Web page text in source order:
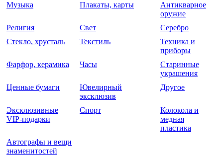
Музыка Плакаты, карты
Антикварное
оружие
Религия
Свет
Серебро
Стекло, хрусталь
Текстиль
Техника и
приборы
Фарфор, керамика
Часы
Старинные
украшения
Ценные бумаги
Ювелирный
эксклюзив
Другое
Эксклюзивные
VIP-подарки
Спорт
Колокола и
медная
пластика
Автографы и вещи
знаменитостей